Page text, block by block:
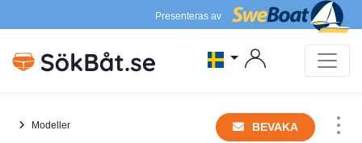
Presenteras av
Modeller BEVAKA